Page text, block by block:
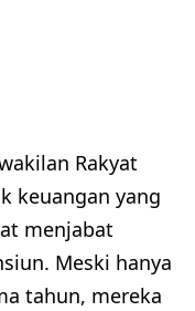
Rakyat
keuangan yang
menjabat
Meski hanya
tahun, mereka